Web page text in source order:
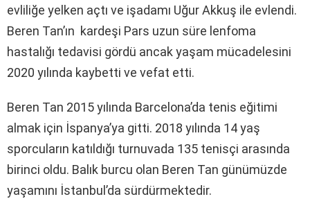
evliliğe yelken açtı ve işadamı Uğur Akkuş ile evlendi.
Beren Tan’ın kardeşi Pars uzun süre lenfoma
hastalığı tedavisi gördü ancak yaşam mücadelesini
2020 yılında kaybetti ve vefat etti.
Beren Tan 2015 yılında Barcelona’da tenis eğitimi
almak için İspanya’ya gitti. 2018 yılında 14 yaş
sporcuların katıldığı turnuvada 135 tenisçi arasında
birinci oldu. Balık burcu olan Beren Tan günümüzde
yaşamını İstanbul’da sürdürmektedir.